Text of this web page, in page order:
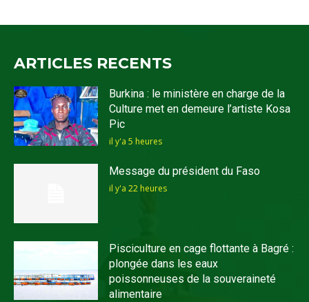
ARTICLES RECENTS
Burkina : le ministère en charge de la
Culture met en demeure l’artiste Kosa
Pic
il y'a 5 heures
Message du président du Faso
il y'a 22 heures
Pisciculture en cage flottante à Bagré :
plongée dans les eaux
poissonneuses de la souveraineté
alimentaire